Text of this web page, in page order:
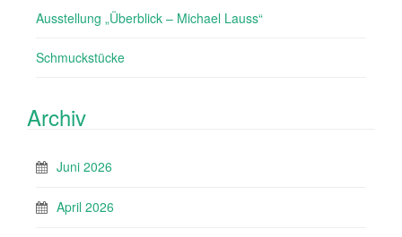
Ausstellung „Überblick – Michael Lauss“
Schmuckstücke
Archiv
Juni 2026
April 2026